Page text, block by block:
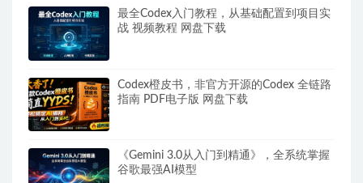
最全Codex入门教程，从基础配置到项目实
战 视频教程 网盘下载
Codex橙皮书，非官方开源的Codex 全链路
指南 PDF电子版 网盘下载
《Gemini 3.0从入门到精通》，全系统掌握
谷歌最强AI模型